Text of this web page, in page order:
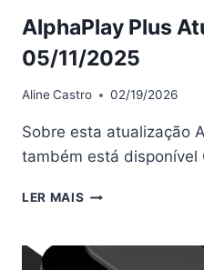
AlphaPlay Plus
05/11/2025
AlineCastro 02/19/2026
Sobre esta atualização
também está disponível
LER MAIS ALPHAPLAY
V5.9.3